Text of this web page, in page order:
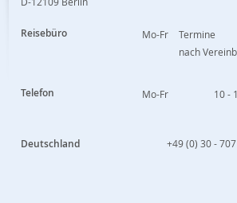
Reisebüro Mo-Fr
Termine
nach
Telefon Mo-Fr 10 -
Deutschland +49 (0) 30 -